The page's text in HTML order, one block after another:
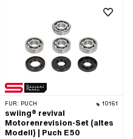
FÜR: PUCH 10161
swiing® revival
Motorenrevision-Set (altes
Modell) | Puch E50